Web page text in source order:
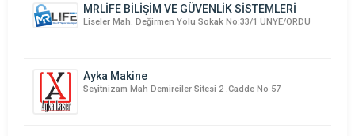
MRLİFE BİLİŞİM VE GÜVENLİK SİSTEMLERİ
Liseler Mah. Değirmen Yolu Sokak No:33/1 ÜNYE/ORDU
Ayka Makine
Seyitnizam Mah Demirciler Sitesi 2 .Cadde No 57